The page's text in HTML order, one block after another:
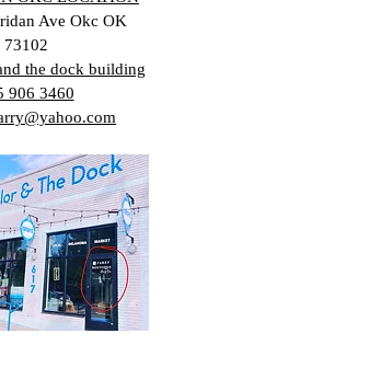
Ave Okc OK
73102
the dock building
906 3460